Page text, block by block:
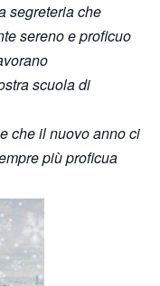
segreteria che
sereno e proficuo
scuola di
che il nuovo anno ci
più proficua